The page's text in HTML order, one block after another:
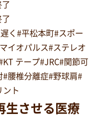
く#平松本町#スポー
イオパルス#ステレオ
テープ#JRC#関節可
#腰椎分離症#野球肩#
ント
生させる医療